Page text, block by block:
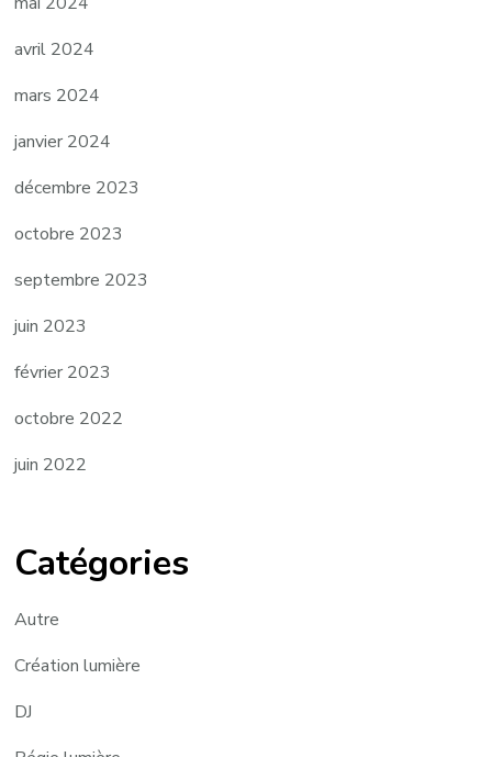
avril 2024
mars 2024
janvier 2024
décembre 2023
octobre 2023
septembre 2023
juin 2023
février 2023
octobre 2022
juin 2022
Catégories
Autre
Création lumière
DJ